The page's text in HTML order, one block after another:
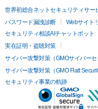
世界初総合ネットセキュリティサー
パスワード漏洩診断
Webサイト
セキュリティ相談AIチャットボット
実在証明・盗聴対策
サイバー攻撃対策（GMOサイバーセ
サイバー攻撃対策（GMO Flatt
セキュリティ事業の軌跡